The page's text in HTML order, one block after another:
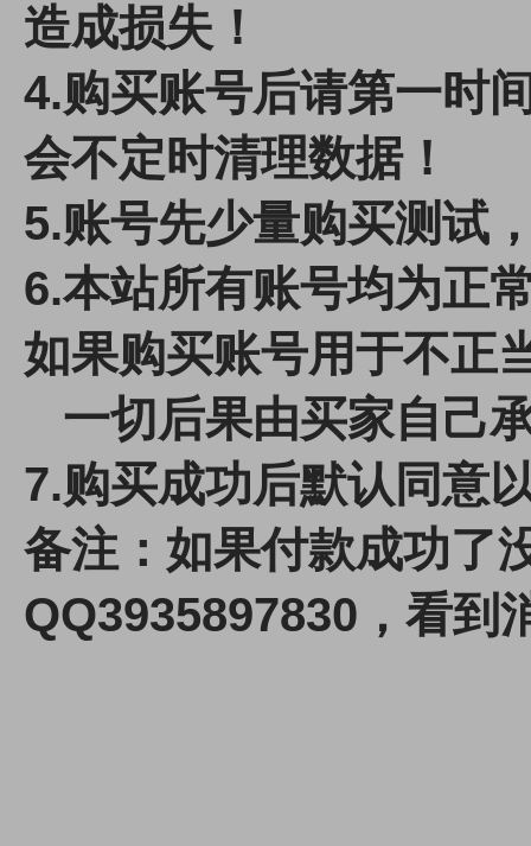
造成损失！
4.购买账号后请第一时
会不定时清理数据！
5.账号先少量购买测试
6.本站所有账号均为正
如果购买账号用于不正
一切后果由买家自己
7.购买成功后默认同意
备注：如果付款成功了
QQ3935897830，看到